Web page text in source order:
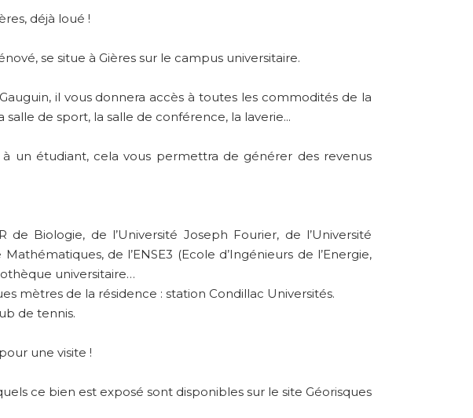
déjà loué !
se situe à Gières sur le campus universitaire.
il vous donnera accès à toutes les commodités de la
de sport, la salle de conférence, la laverie...
un étudiant, cela vous permettra de générer des revenus
Biologie, de l’Université Joseph Fourier, de l’Université
de l’ENSE3 (Ecole d’Ingénieurs de l’Energie,
universitaire…
mètres de la résidence : station Condillac Universités.
de tennis.
une visite !
ce bien est exposé sont disponibles sur le site Géorisques